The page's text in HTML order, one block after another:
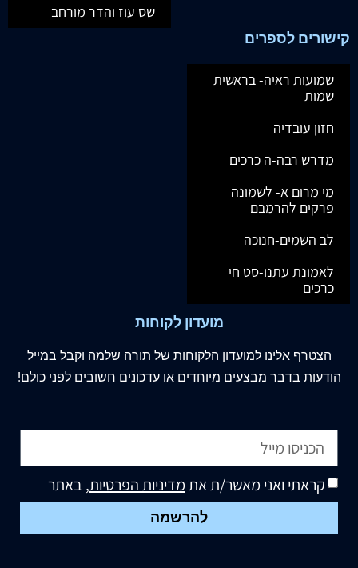
שס עוז והדר מורחב
קישורים לספרים
שמועות ראיה- בראשית
שמות
חזון עובדיה
מדרש רבה-ה כרכים
מי מרום א- לשמונה
פרקים להרמבם
לב השמים-חנוכה
לאמונת עתנו-סט חי
כרכים
מועדון לקוחות
הצטרף אלינו למועדון הלקוחות של תורה שלמה וקבל במייל
הודעות בדבר מבצעים מיוחדים או עדכונים חשובים לפני כולם!
קראתי ואני מאשר/ת אתמדיניות הפרטיות, באתר
להרשמה